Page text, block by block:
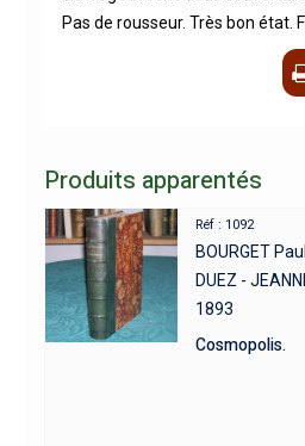
Pas de rousseur. Très bon état.
Produits apparentés
Réf : 1092
BOURGET Paul
DUEZ -
1893
Cosmopolis.